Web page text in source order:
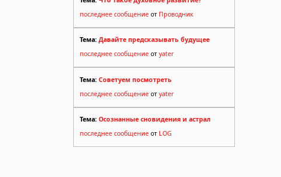
последнее сообщение от Проводник
Тема: Давайте предсказывать будущее
последнее сообщение от yater
Тема: Советуем посмотреть
последнее сообщение от yater
Тема: Осознанные сновидения и астрал
последнее сообщение от LOG